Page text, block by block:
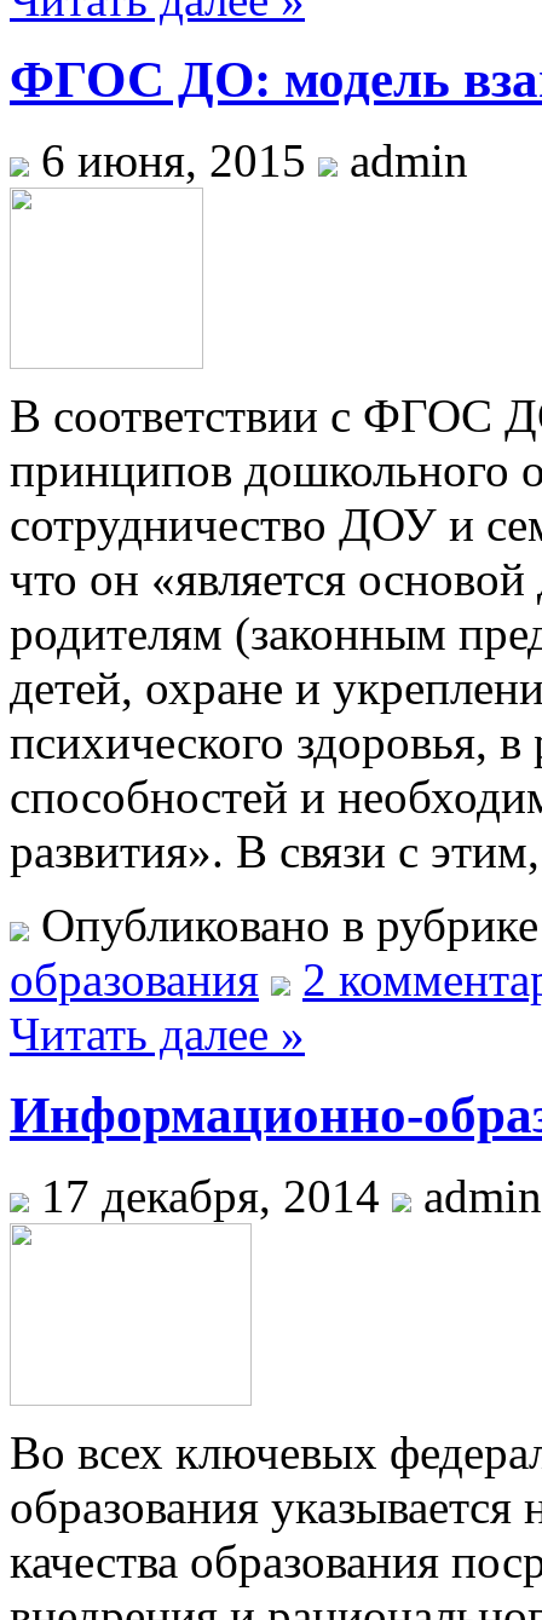
ФГОС ДО: модель
6 июня, 2015 admin
В соответствии с ФГОС
принципов дошкольного
сотрудничество ДОУ и
что он «является
родителям (законным
детей, охране и
психического здоровья,
способностей и
развития». В связи с
Опубликовано в
образования
2
Читать далее »
Информационно-
17 декабря, 2014 admin
Во всех ключевых
образования
качества образования